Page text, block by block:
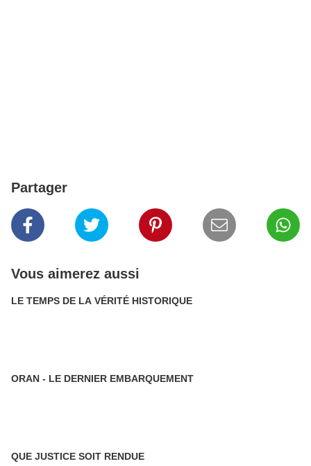
Partager
Vous aimerez aussi
LE TEMPS DE LA VÉRITÉ HISTORIQUE
ORAN - LE DERNIER EMBARQUEMENT
QUE JUSTICE SOIT RENDUE